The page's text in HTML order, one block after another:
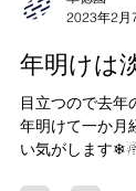
2023年2月
年明けは
目立つので去年